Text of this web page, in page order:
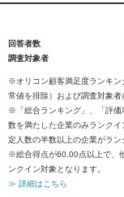
回答者数
調査対象者
※オリコン顧客満足度ランキン
常値を排除）および調査対象者
※「総合ランキング」、「評価
数を満たした企業のみランク
定人数の半数以上の企業がラン
※総合得点が60.00点以上で、
ンクイン対象となります。
≫ 詳細はこちら